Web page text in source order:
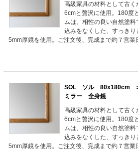
高級家具の材料として古
6cmと贅沢に使用。180度
ムは、相性の良い自然塗料
込みをなくした、すっき
5mm厚鏡を使用。ご注文後、完成まで約７営業
SOL ソル 80x180cm
ミラー 全身鏡
高級家具の材料として古
6cmと贅沢に使用。180度
ムは、相性の良い自然塗料
込みをなくした、すっき
5mm厚鏡を使用。ご注文後、完成まで約７営業